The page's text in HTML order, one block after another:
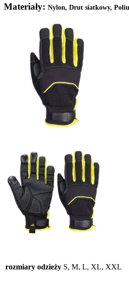
Materiały: Nylon, Drut siatkowy,
rozmiary odzieży S, M, L, XL, XXL